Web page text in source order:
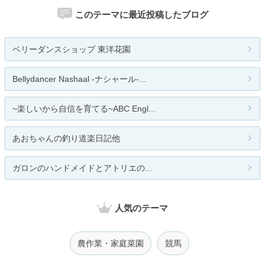
このテーマに最近投稿したブログ
ベリーダンスショップ 東洋花園
Bellydancer Nashaal -ナシャール-...
~楽しいから自信を育てる~ABC Engl...
あおちゃんの釣り道楽日記他
ガロンのハンドメイドとアトリエの...
人気のテーマ
農作業・家庭菜園 競馬